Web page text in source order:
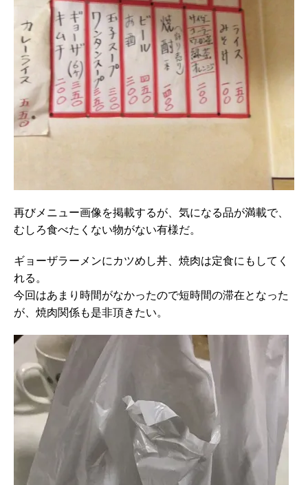
再びメニュー画像を掲載するが、気になる品が満載で、
むしろ食べたくない物がない有様だ。
ギョーザラーメンにカツめし丼、焼肉は定食にもしてく
れる。
今回はあまり時間がなかったので短時間の滞在となった
が、焼肉関係も是非頂きたい。